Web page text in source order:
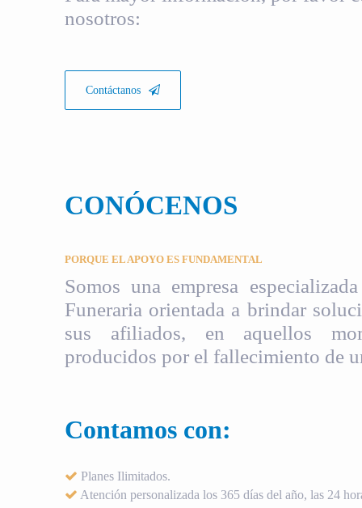
nosotros:
Contáctanos
CONÓCENOS
PORQUE EL APOYO ES FUNDAMENTAL
Somos una empresa
Funeraria orientada a brindar
sus afiliados, en aquellos
producidos por el fallecimiento de
Contamos con:
Planes Ilimitados.
Atención personalizada los 365 días del año, las 24